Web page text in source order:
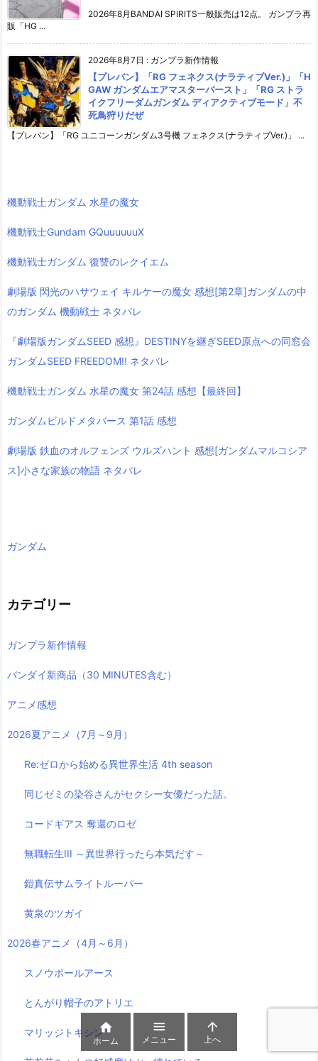
2026年8月BANDAI SPIRITS一般販売は12点。 ガンプラ再
販「HG ...
2026年8月7日 : ガンプラ新作情報
【プレバン】「RG フェネクス(ナラティブVer.)」「H
GAW ガンダムエアマスターバースト」「RG ストラ
イクフリーダムガンダム ディアクティブモード」不
死鳥狩りだぜ
【プレバン】「RG ユニコーンガンダム3号機 フェネクス(ナラティブVer.)」 ...
機動戦士ガンダム 水星の魔女
機動戦士Gundam GQuuuuuuX
機動戦士ガンダム 復讐のレクイエム
劇場版 閃光のハサウェイ キルケーの魔女 感想[第2章]ガンダムの中
のガンダム 機動戦士 ネタバレ
『劇場版ガンダムSEED 感想』DESTINYを継ぎSEED原点への同窓会
ガンダムSEED FREEDOM!! ネタバレ
機動戦士ガンダム 水星の魔女 第24話 感想【最終回】
ガンダムビルドメタバース 第1話 感想
劇場版 鉄血のオルフェンズ ウルズハント 感想[ガンダムマルコシア
ス]小さな家族の物語 ネタバレ
ガンダム
カテゴリー
ガンプラ新作情報
バンダイ新商品（30 MINUTES含む）
アニメ感想
2026夏アニメ（7月～9月）
Re:ゼロから始める異世界生活 4th season
同じゼミの染谷さんがセクシー女優だった話。
コードギアス 奪還のロゼ
無職転生III ～異世界行ったら本気だす～
鎧真伝サムライトルーパー
黄泉のツガイ
2026春アニメ（4月～6月）
スノウボールアース
とんがり帽子のアトリエ
マリッジトキシン
ホーム

メニュー

上へ